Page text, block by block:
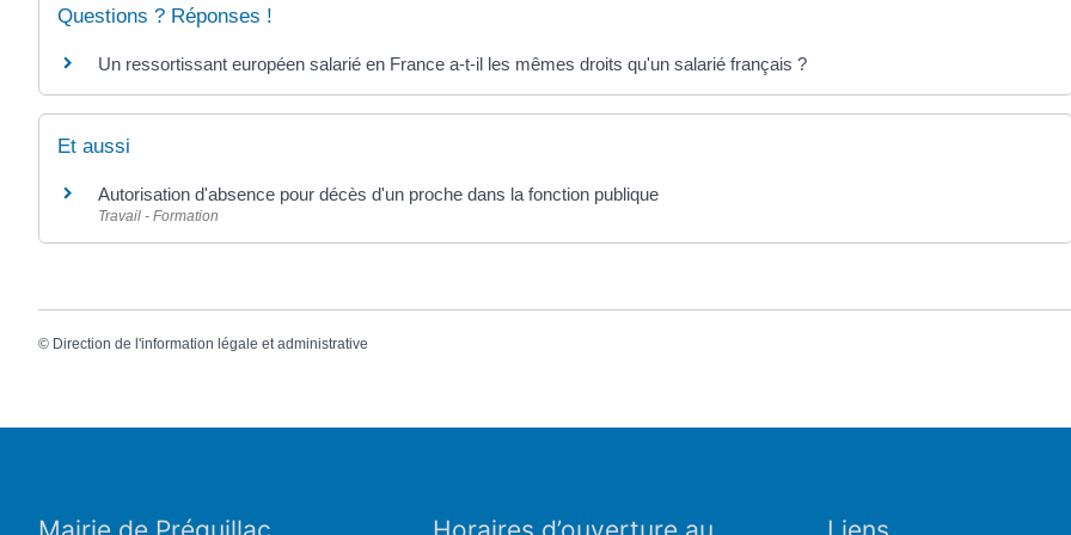
Questions ? Réponses !
Un ressortissant européen salarié en France a-t-il les mêmes droits qu'un salarié français ?
Et aussi
Autorisation d'absence pour décès d'un proche dans la fonction publique
Travail - Formation
© Direction de l'information légale et administrative